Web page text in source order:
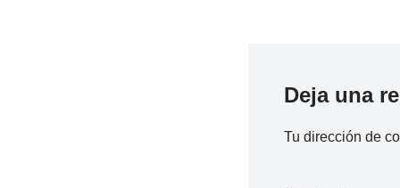
Deja una
Tu dirección de